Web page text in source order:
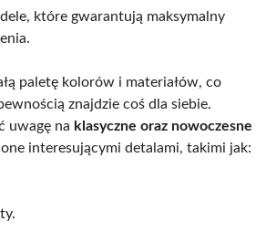
które gwarantują maksymalny
paletę kolorów i materiałów, co
znajdzie coś dla siebie.
uwagę na klasyczne oraz nowoczesne
interesującymi detalami, takimi jak: